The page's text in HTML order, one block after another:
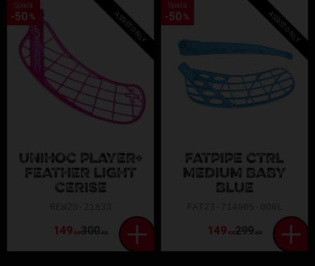
UNIHOC PLAYER+
FEATHER LIGHT
CERISE
149KR300KR
Spara
50 % ASSIST ONLY
FATPIPE CTRL
MEDIUM BABY
BLUE
149KR299KR
Spara
50 % ASSIST ONLY